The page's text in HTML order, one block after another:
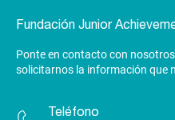
Fundación Junior
Ponte en contacto con
solicitarnos la información que
Teléfono